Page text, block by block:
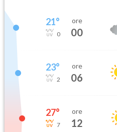
21°
0
ore
00
23°
2
ore
06
27°
7
ore
12